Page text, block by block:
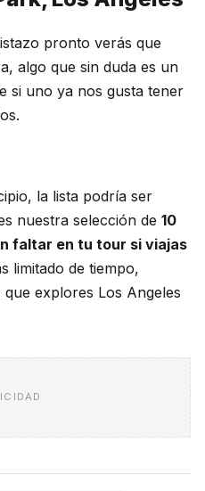
pronto verás que
algo que sin duda es un
si uno ya nos gusta tener
la lista podría ser
nuestra selección de 10
faltar en tu tour si viajas
limitado de tiempo,
explores Los Angeles